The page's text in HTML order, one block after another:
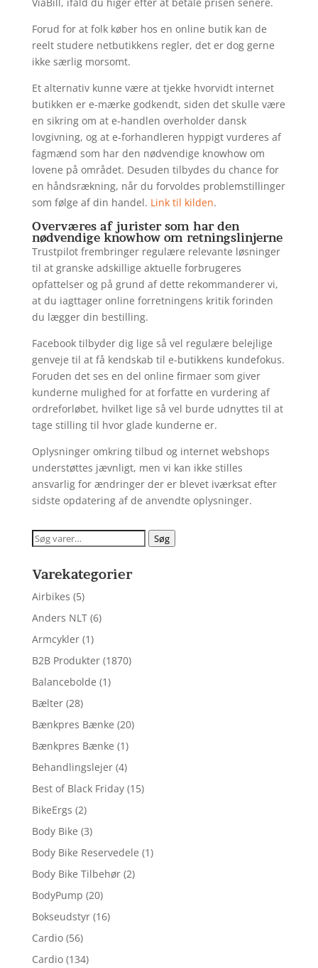
Forud for at folk køber hos en online butik kan de
reelt studere netbutikkens regler, det er dog gerne
ikke særlig morsomt.
Et alternativ kunne være at tjekke hvorvidt internet
butikken er e-mærke godkendt, siden det skulle være
en sikring om at e-handlen overholder dansk
lovgivning, og at e-forhandleren hyppigt vurderes af
fagmænd som har den nødvendige knowhow om
lovene på området. Desuden tilbydes du chance for
en håndsrækning, når du forvoldes problemstillinger
som følge af din handel. Link til kilden.
Overværes af jurister som har den
nødvendige knowhow om retningslinjerne
Trustpilot frembringer regulære relevante løsninger
til at granske adskillige aktuelle forbrugeres
opfattelser og på grund af dette rekommanderer vi,
at du iagttager online forretningens kritik forinden
du lægger din bestilling.
Facebook tilbyder dig lige så vel regulære belejlige
genveje til at få kendskab til e-butikkens kundefokus.
Foruden det ses en del online firmaer som giver
kunderne mulighed for at forfatte en vurdering af
ordreforløbet, hvilket lige så vel burde udnyttes til at
tage stilling til hvor glade kunderne er.
Oplysninger omkring tilbud og internet webshops
understøttes jævnligt, men vi kan ikke stilles
ansvarlig for ændringer der er blevet iværksat efter
sidste opdatering af de anvendte oplysninger.
Søg
Søg
Varekategorier
Airbikes (5)
Anders NLT (6)
Armcykler (1)
B2B Produkter (1870)
Balancebolde (1)
Bælter (28)
Bænkpres Bænke (20)
Bænkpres Bænke (1)
Behandlingslejer (4)
Best of Black Friday (15)
BikeErgs (2)
Body Bike (3)
Body Bike Reservedele (1)
Body Bike Tilbehør (2)
BodyPump (20)
Bokseudstyr (16)
Cardio (56)
Cardio (134)